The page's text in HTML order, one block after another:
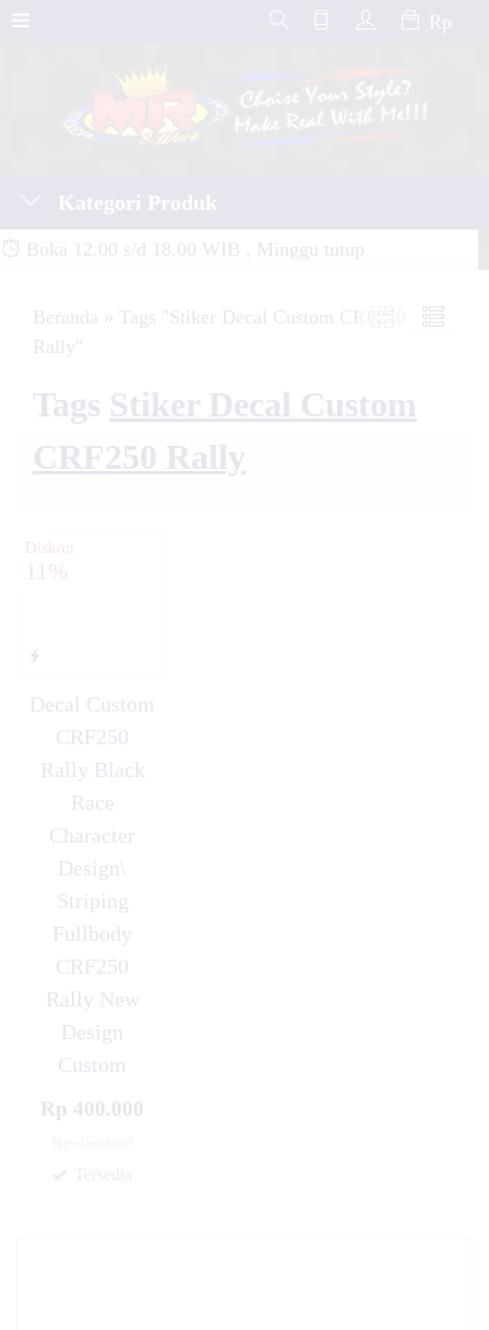
Rp
Kategori Produk
Buka 12.00 s/d 18.00 WIB , Minggu tutup
Beranda » Tags "Stiker Decal Custom CRF250
Rally"
Tags Stiker Decal Custom
CRF250 Rally
Diskon
11%
Decal Custom
CRF250
Rally Black
Race
Character
Design\
Striping
Fullbody
CRF250
Rally New
Design
Custom
Rp 400.000
Tersedia